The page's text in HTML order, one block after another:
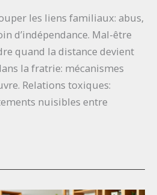
les liens familiaux: abus,
d’indépendance. Mal-être
quand la distance devient
la fratrie: mécanismes
Relations toxiques:
nuisibles entre